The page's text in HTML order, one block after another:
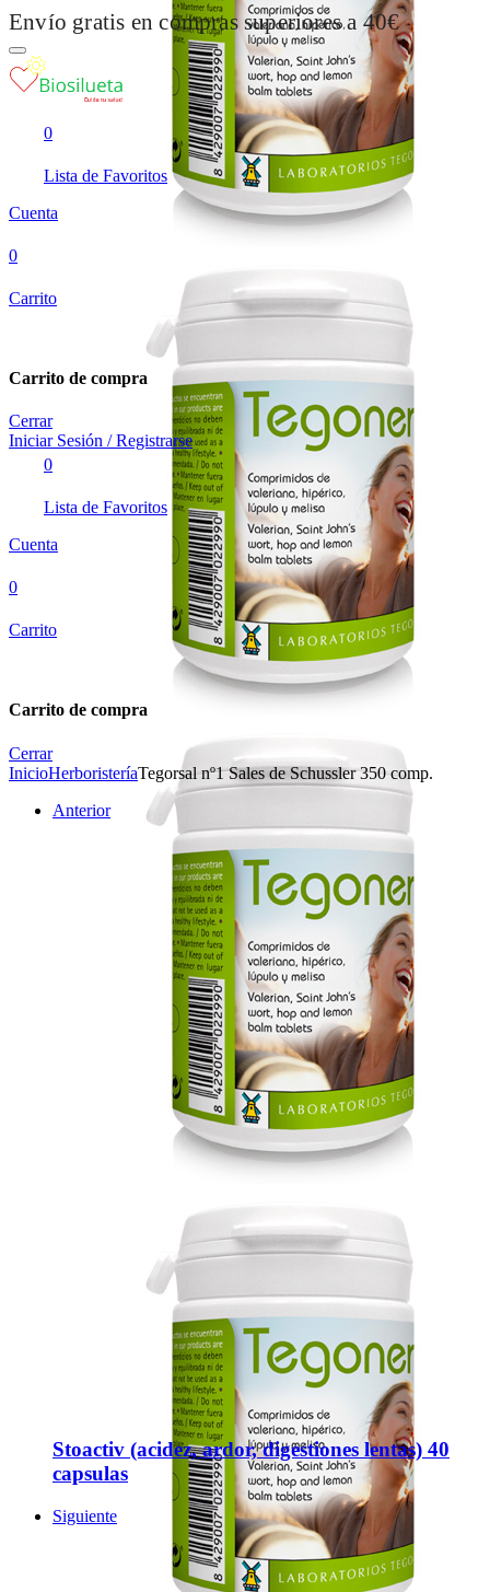
Envío gratis en compras superiores a 40€
0
Lista de Favoritos
Cuenta
0
Carrito
Carrito de compra
Cerrar
Iniciar Sesión / Registrarse
0
Lista de Favoritos
Cuenta
0
Carrito
Carrito de compra
Cerrar
InicioHerboristeríaTegorsal nº1 Sales de Schussler 350 comp.
Anterior
Stoactiv (acidez, ardor, digestiones lentas) 40
capsulas
Siguiente